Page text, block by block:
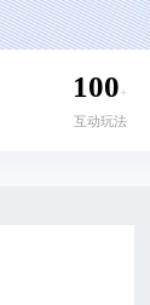
100+
互动玩法